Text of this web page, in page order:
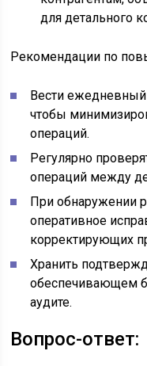
для детального
Рекомендации по
Вести ежедневный
чтобы
операций.
Регулярно
операций между
При обнаружении
оперативное
корректирующих
Хранить
обеспечивающем
аудите.
Вопрос-ответ: